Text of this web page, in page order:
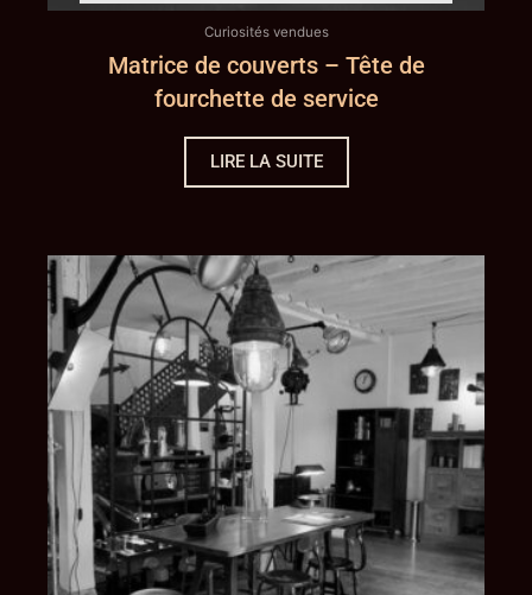
Curiosités vendues
Matrice de couverts – Tête de
fourchette de service
LIRE LA SUITE